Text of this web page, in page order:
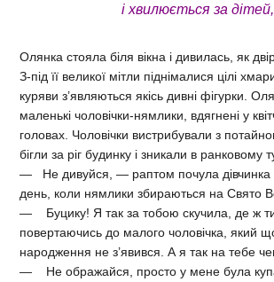
і хвилюється за
Олянка стояла біля вікна і дивилась, як
З-під її великої мітли піднімалися цілі
куряви з’являються якісь дивні фігурки.
маленькі чоловічки-нямлики, вдягнені у
головах. Чоловічки вистрибували з
бігли за ріг будинку і зникали в ранковому
— Не дивуйся, — раптом почула дівчинка
день, коли нямлики збираються на Свято
— Буцику! Я так за тобою скучила, де ж
повертаючись до малого чоловічка, який
народження не з’явився. А я так на тебе
— Не ображайся, просто у мене була купа